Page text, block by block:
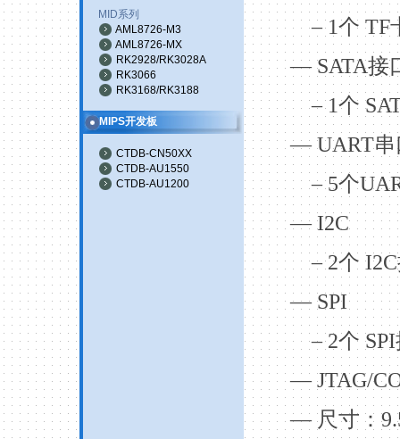
MID系列
AML8726-M3
AML8726-MX
RK2928/RK3028A
RK3066
RK3168/RK3188
MIPS开发板
CTDB-CN50XX
CTDB-AU1550
CTDB-AU1200
– 1个 TF
— SATA接
– 1个
— UART串
– 5个
— I2C
– 2个 I2C
— SPI
– 2个 SPI
— JTAG/
—尺寸：